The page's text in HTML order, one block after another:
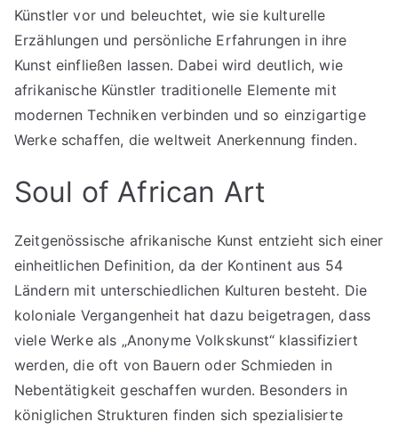
Künstler vor und beleuchtet, wie sie kulturelle
Erzählungen und persönliche Erfahrungen in ihre
Kunst einfließen lassen. Dabei wird deutlich, wie
afrikanische Künstler traditionelle Elemente mit
modernen Techniken verbinden und so einzigartige
Werke schaffen, die weltweit Anerkennung finden.
Soul of African Art
Zeitgenössische afrikanische Kunst entzieht sich einer
einheitlichen Definition, da der Kontinent aus 54
Ländern mit unterschiedlichen Kulturen besteht. Die
koloniale Vergangenheit hat dazu beigetragen, dass
viele Werke als „Anonyme Volkskunst“ klassifiziert
werden, die oft von Bauern oder Schmieden in
Nebentätigkeit geschaffen wurden. Besonders in
königlichen Strukturen finden sich spezialisierte